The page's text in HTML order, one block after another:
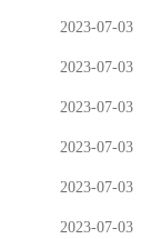
2023-07-03
2023-07-03
2023-07-03
2023-07-03
2023-07-03
2023-07-03